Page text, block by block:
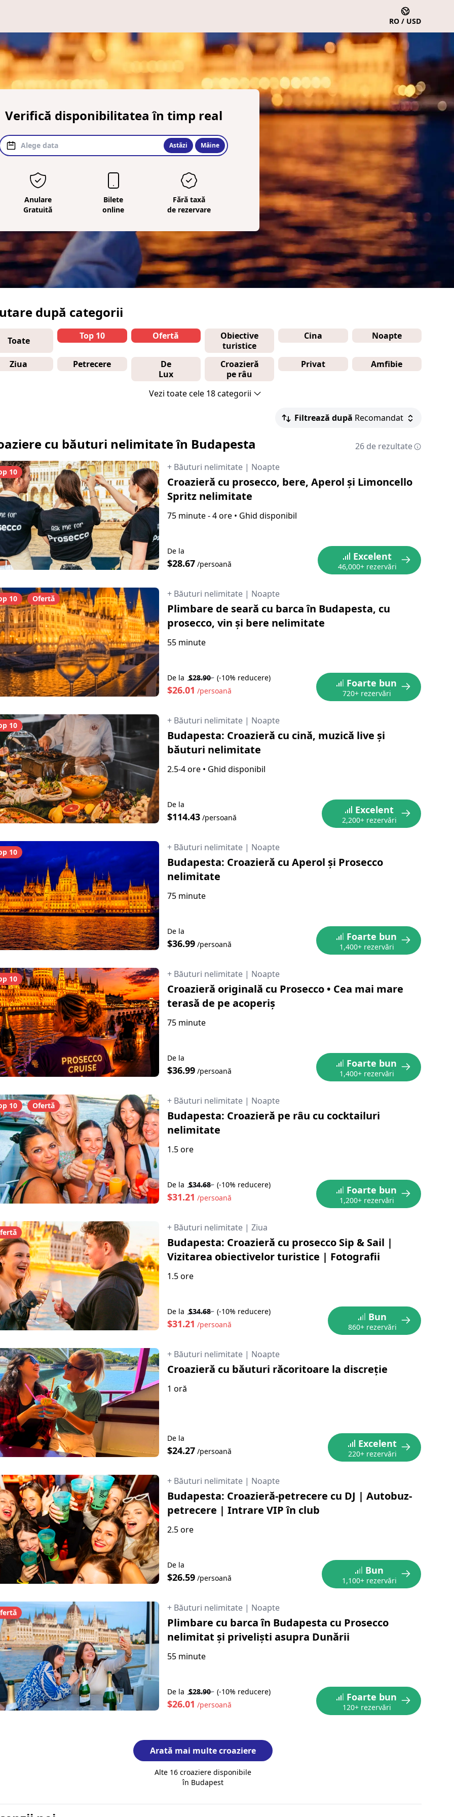
RO / USD
Verifică disponibilitatea în timp real
Astăzi Mâine
Anulare
Gratuită
Bilete
online
Fără taxă
de rezervare
după categorii
Toate Top 10 Ofertă
Obiective
turistice
Cina Noapte
Ziua Petrecere
De
Lux
Croazieră
pe râu
Privat Amfibie
Vezi toate cele 18 categorii
cu băuturi nelimitate în Budapesta 26 de rezultate
Filtrează după Recomandat
10 + Băuturi nelimitate | Noapte
Croazieră cu prosecco, bere, Aperol și Limoncello
Spritz nelimitate
75 minute - 4 ore • Ghid disponibil
De la
$28.67/persoană
Excelent
46,000+ rezervări
10 Ofertă + Băuturi nelimitate | Noapte
Plimbare de seară cu barca în Budapesta, cu
prosecco, vin și bere nelimitate
55 minute
De la $28.90 (-10% reducere)
$26.01 /persoană
Foarte bun
720+ rezervări
10 + Băuturi nelimitate | Noapte
Budapesta: Croazieră cu cină, muzică live și
băuturi nelimitate
2.5-4 ore • Ghid disponibil
De la
$114.43/persoană
Excelent
2,200+ rezervări
10 + Băuturi nelimitate | Noapte
Budapesta: Croazieră cu Aperol și Prosecco
nelimitate
75 minute
De la
$36.99/persoană
Foarte bun
1,400+ rezervări
10 + Băuturi nelimitate | Noapte
Croazieră originală cu Prosecco • Cea mai mare
terasă de pe acoperiș
75 minute
De la
$36.99/persoană
Foarte bun
1,400+ rezervări
10 Ofertă + Băuturi nelimitate | Noapte
Budapesta: Croazieră pe râu cu cocktailuri
nelimitate
1.5 ore
De la $34.68 (-10% reducere)
$31.21 /persoană
Foarte bun
1,200+ rezervări
+ Băuturi nelimitate | Ziua
Budapesta: Croazieră cu prosecco Sip & Sail |
Vizitarea obiectivelor turistice | Fotografii
1.5 ore
De la $34.68 (-10% reducere)
$31.21 /persoană
Bun
860+ rezervări
+ Băuturi nelimitate | Noapte
Croazieră cu băuturi răcoritoare la discreție
1 oră
De la
$24.27/persoană
Excelent
220+ rezervări
+ Băuturi nelimitate | Noapte
Budapesta: Croazieră-petrecere cu DJ | Autobuz-
petrecere | Intrare VIP în club
2.5 ore
De la
$26.59/persoană
Bun
1,100+ rezervări
+ Băuturi nelimitate | Noapte
Plimbare cu barca în Budapesta cu Prosecco
nelimitat și priveliști asupra Dunării
55 minute
De la $28.90 (-10% reducere)
$26.01 /persoană
Foarte bun
120+ rezervări
Arată mai multe croaziere
Alte 16 croaziere disponibile
în Budapest